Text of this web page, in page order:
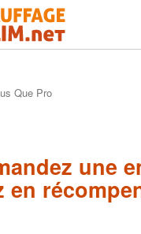
Que Pro
une
en